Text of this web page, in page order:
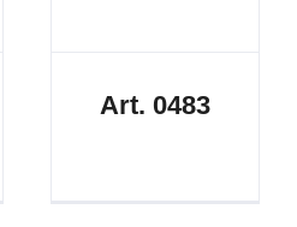
Art. 0483